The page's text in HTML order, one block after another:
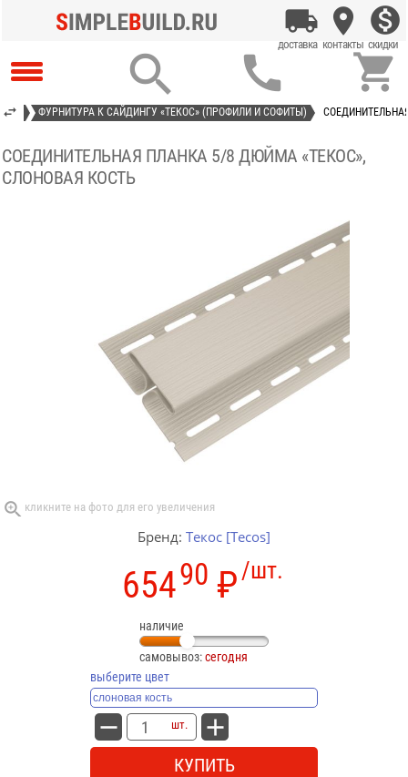
  
ФУРНИТУРА К САЙДИНГУ «ТЕКОС» (ПРОФИЛИ И СОФИТЫ)
СОЕДИНИТЕЛЬНАЯ ПЛАНКА 5/8 ДЮЙМА «ТЕКОС»,
СЛОНОВАЯ КОСТЬ
Бренд: Текос [Tecos]
/шт.
65490 ₽
наличие
самовывоз:сегодня
выберите цвет
шт.
КУПИТЬ